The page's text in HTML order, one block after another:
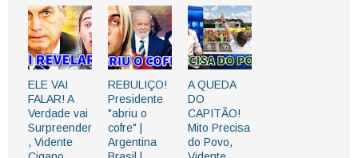
ELE VAI
FALAR! A
Verdade vai
Surpreender
, Vidente
REBULIÇO!
Presidente
"abriu o
cofre" |
Argentina
A QUEDA
DO
CAPITÃO!
Mito Precisa
do Povo,